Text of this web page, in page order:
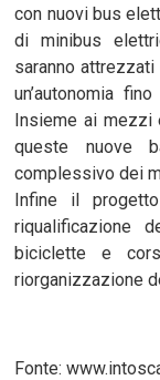
con nuovi bus
di minibus
saranno
un’autonomia
Insieme ai mezzi
queste nuove
complessivo dei
Infine il
riqualificazione
biciclette e
riorganizzazione
Fonte: